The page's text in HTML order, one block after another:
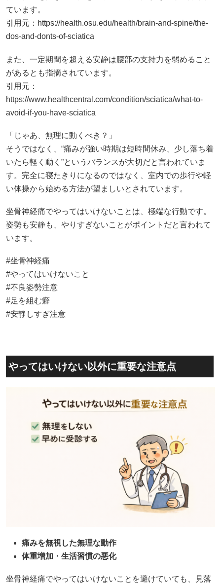
ています。
引用元： https://health.osu.edu/health/brain-and-spine/the-
dos-and-donts-of-sciatica
また、一定期間を超える安静は腰部の支持力を弱めること
があるとも指摘されています。
引用元：
https://www.healthcentral.com/condition/sciatica/what-to-
avoid-if-you-have-sciatica
「じゃあ、無理に動くべき？」
そうではなく、“痛みが強い時期は短時間休み、少し落ち着
いたら軽く動く”というバランスが大切だと言われていま
す。完全に寝たきりになるのではなく、室内での歩行や軽
い体操から始める方法が望ましいとされています。
坐骨神経痛でやってはいけないことは、極端な行動です。
姿勢も安静も、やりすぎないことがポイントだと言われて
います。
#坐骨神経痛
#やってはいけないこと
#不良姿勢注意
#足を組む癖
#安静しすぎ注意
やってはいけない以外に重要な注意点
痛みを無視した無理な動作
体重増加・生活習慣の悪化
坐骨神経痛でやってはいけないことを避けていても、見落